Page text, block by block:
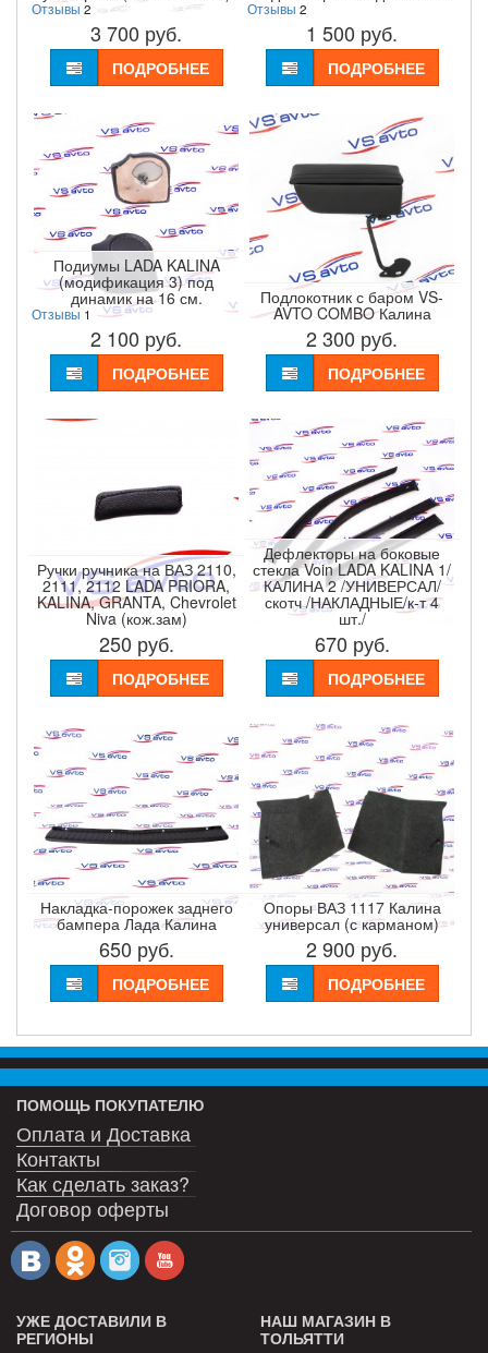
Отзывы 2
3 700 руб.
ПОДРОБНЕЕ
Отзывы 2
1 500 руб.
ПОДРОБНЕЕ
Подиумы LADA KALINA
(модификация 3) под
динамик на 16 см.
Отзывы 1
2 100 руб.
ПОДРОБНЕЕ
Подлокотник с баром VS-
AVTO COMBO Калина
2 300 руб.
ПОДРОБНЕЕ
Ручки ручника на ВАЗ 2110,
2111, 2112 LADA PRIORA,
KALINA, GRANTA, Chevrolet
Niva (кож.зам)
250 руб.
ПОДРОБНЕЕ
Дефлекторы на боковые
стекла Voin LADA KALINA 1/
КАЛИНА 2 /УНИВЕРСАЛ/
скотч /НАКЛАДНЫЕ/к-т 4
шт./
670 руб.
ПОДРОБНЕЕ
Накладка-порожек заднего
бампера Лада Калина
650 руб.
ПОДРОБНЕЕ
Опоры ВАЗ 1117 Калина
универсал (с карманом)
2 900 руб.
ПОДРОБНЕЕ
ПОМОЩЬ ПОКУПАТЕЛЮ
Оплата и Доставка
Контакты
Как сделать заказ?
Договор оферты
УЖЕ ДОСТАВИЛИ В
РЕГИОНЫ
НАШ МАГАЗИН В
ТОЛЬЯТТИ